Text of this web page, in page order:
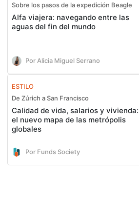
Sobre los pasos de la expedición Beagle
Alfa viajera: navegando entre las
aguas del fin del mundo
Por Alicia Miguel Serrano
ESTILO
De Zúrich a San Francisco
Calidad de vida, salarios y vivienda:
el nuevo mapa de las metrópolis
globales
Por Funds Society